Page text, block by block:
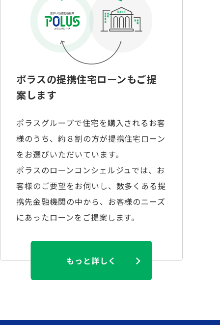
ポラスの提携住宅ローンもご提
案します
ポラスグループで住宅を購入されるお客
様のうち、約８割の方が提携住宅ローン
をお選びいただいています。
ポラスのローンコンシェルジュでは、お
客様のご要望をお伺いし、数多くある提
携先金融機関の中から、お客様のニーズ
にあったローンをご提案します。
もっと詳しく